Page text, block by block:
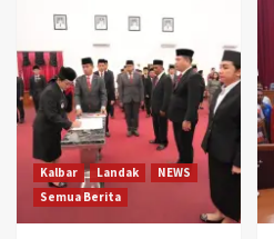
Kalbar Landak
NEWS
Semua Berita